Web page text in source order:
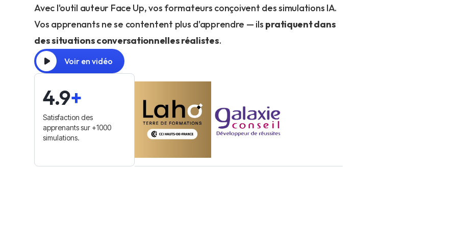
Avec l'outil auteur Face Up, vos formateurs conçoivent des simulations IA.
Vos apprenants ne se contentent plus d'apprendre — ils pratiquent dans
des situations conversationnelles réalistes.
Voir en vidéo
4.9+
Satisfaction des
apprenants sur +1000
simulations.